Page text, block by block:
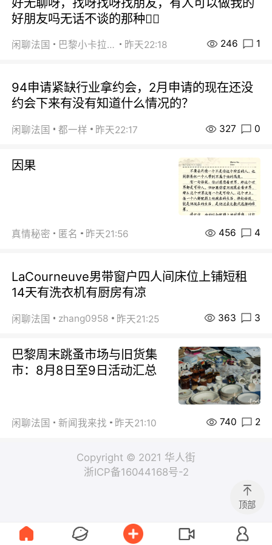
好朋友吗无话不谈的那种😮‍💨
闲聊法国 巴黎小卡拉咪 昨天22:18 246 1
94申请紧缺行业拿约会，2月申请的现在还没
约会下来有没有知道什么情况的？
闲聊法国 都一样 昨天22:17 327 0
因果
真情秘密 匿名 昨天21:56 456 4
LaCourneuve男带窗户四人间床位上铺短租
14天有洗衣机有厨房有凉
闲聊法国 zhang0958 昨天21:25 363 3
巴黎周末跳蚤市场与旧货集
市：8月8日至9日活动汇总
闲聊法国 新闻我来找 昨天21:10 740 2
Copyright © 2021 华人街
浙ICP备16044168号-2
顶部